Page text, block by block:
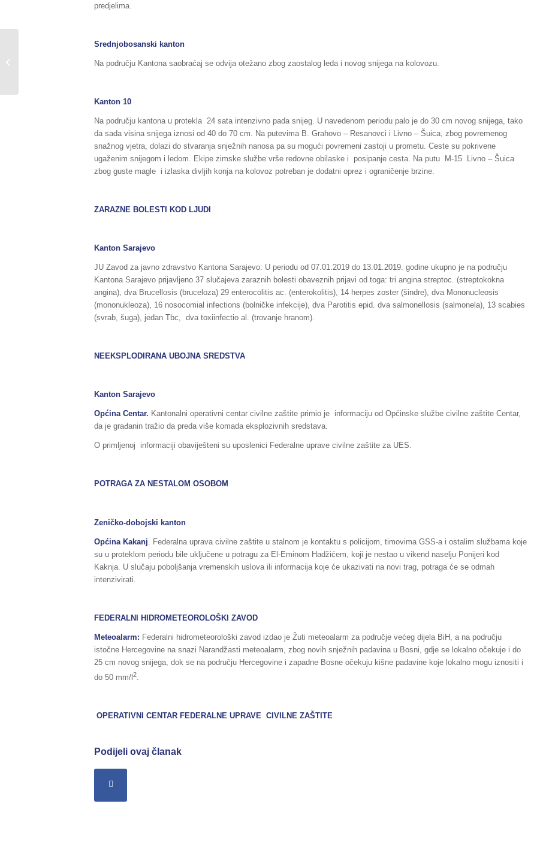
predjelima.
Srednjobosanski kanton
Na području Kantona saobraćaj se odvija otežano zbog zaostalog leda i novog snijega na kolovozu.
Kanton 10
Na području kantona u protekla 24 sata intenzivno pada snijeg. U navedenom periodu palo je do 30 cm novog snijega, tako
da sada visina snijega iznosi od 40 do 70 cm. Na putevima B. Grahovo – Resanovci i Livno – Šuica, zbog povremenog
snažnog vjetra, dolazi do stvaranja snježnih nanosa pa su mogući povremeni zastoji u prometu. Ceste su pokrivene
ugaženim snijegom i ledom. Ekipe zimske službe vrše redovne obilaske i posipanje cesta. Na putu M-15 Livno – Šuica
zbog guste magle i izlaska divljih konja na kolovoz potreban je dodatni oprez i ograničenje brzine.
ZARAZNE BOLESTI KOD LJUDI
Kanton Sarajevo
JU Zavod za javno zdravstvo Kantona Sarajevo: U periodu od 07.01.2019 do 13.01.2019. godine ukupno je na području
Kantona Sarajevo prijavljeno 37 slučajeva zaraznih bolesti obaveznih prijavi od toga: tri angina streptoc. (streptokokna
angina), dva Brucellosis (bruceloza) 29 enterocolitis ac. (enterokolitis), 14 herpes zoster (šindre), dva Mononucleosis
(mononukleoza), 16 nosocomial infections (bolničke infekcije), dva Parotitis epid. dva salmonellosis (salmonela), 13 scabies
(svrab, šuga), jedan Tbc, dva toxiinfectio al. (trovanje hranom).
NEEKSPLODIRANA UBOJNA SREDSTVA
Kanton Sarajevo
Općina Centar. Kantonalni operativni centar civilne zaštite primio je informaciju od Općinske službe civilne zaštite Centar,
da je građanin tražio da preda više komada eksplozivnih sredstava.
O primljenoj informaciji obaviješteni su uposlenici Federalne uprave civilne zaštite za UES.
POTRAGA ZA NESTALOM OSOBOM
Zeničko-dobojski kanton
Općina Kakanj . Federalna uprava civilne zaštite u stalnom je kontaktu s policijom, timovima GSS-a i ostalim službama koje
su u proteklom periodu bile uključene u potragu za El-Eminom Hadžićem, koji je nestao u vikend naselju Ponijeri kod
Kaknja. U slučaju poboljšanja vremenskih uslova ili informacija koje će ukazivati na novi trag, potraga će se odmah
intenzivirati.
FEDERALNI HIDROMETEOROLOŠKI ZAVOD
Meteoalarm: Federalni hidrometeorološki zavod izdao je Žuti meteoalarm za područje većeg dijela BiH, a na području
istočne Hercegovine na snazi Narandžasti meteoalarm, zbog novih snježnih padavina u Bosni, gdje se lokalno očekuje i do
25 cm novog snijega, dok se na području Hercegovine i zapadne Bosne očekuju kišne padavine koje lokalno mogu iznositi i
do 50 mm/l 2.
OPERATIVNI CENTAR FEDERALNE UPRAVE CIVILNE ZAŠTITE
Podijeli ovaj članak
Sažetak redovnog izvještaja o stanju
u Federaciji BiH, za dane